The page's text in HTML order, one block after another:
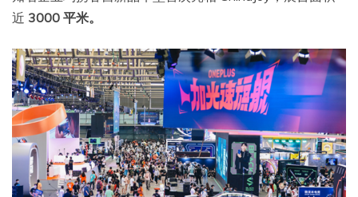
近 3000 平米。